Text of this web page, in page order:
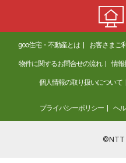
goo住宅・不動産とは お客さまご
物件に関するお問合せの流れ 情報
個人情報の取り扱いについて
プライバシーポリシー ヘ
©NTT